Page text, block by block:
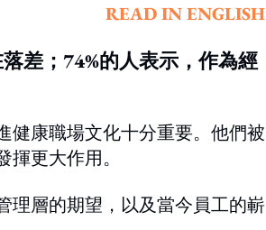
READ IN ENGLISH
差；74%的人表示，作為經
健康職場文化十分重要。他們被
揮更大作用。
理層的期望，以及當今員工的嶄